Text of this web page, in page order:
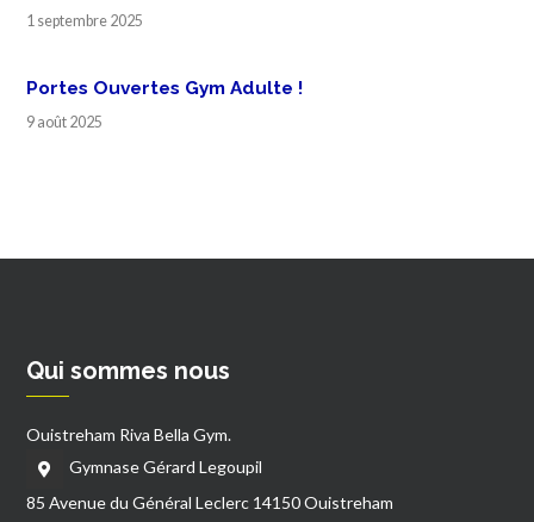
1 septembre 2025
Portes Ouvertes Gym Adulte !
9 août 2025
Qui sommes nous
Ouistreham Riva Bella Gym.
Gymnase Gérard Legoupil
85 Avenue du Général Leclerc 14150 Ouistreham